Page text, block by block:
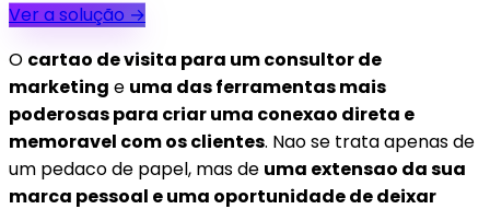
Ver a solução →
O cartao de visita para um consultor de
marketing e uma das ferramentas mais
poderosas para criar uma conexao direta e
memoravel com os clientes. Nao se trata apenas de
um pedaco de papel, mas de uma extensao da sua
marca pessoal e uma oportunidade de deixar